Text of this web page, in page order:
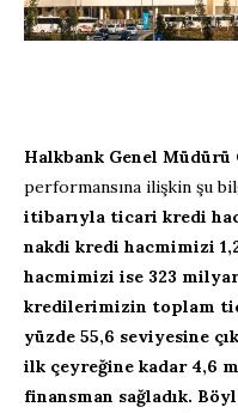
Halkbank Genel Müdürü
performansına ilişkin şu
itibarıyla ticari kredi
nakdi kredi hacmimizi
hacmimizi ise 323 milyar
kredilerimizin toplam
yüzde 55,6 seviyesine
ilk çeyreğine kadar 4,6
finansman sağladık.